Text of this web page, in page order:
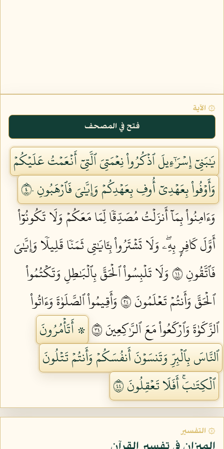
۞ الآية
فتح في المصحف
يَٰبَنِيٓ إِسۡرَٰٓءِيلَ ٱذۡكُرُواْ نِعۡمَتِيَ ٱلَّتِيٓ أَنۡعَمۡتُ عَلَيۡكُمۡ
وَأَوۡفُواْ بِعَهۡدِيٓ أُوفِ بِعَهۡدِكُمۡ وَإِيَّٰيَ فَٱرۡهَبُونِ ٤٠
وَءَامِنُواْ بِمَآ أَنزَلۡتُ مُصَدِّقٗا لِّمَا مَعَكُمۡ وَلَا تَكُونُوٓاْ
أَوَّلَ كَافِرِۭ بِهِۦۖ وَلَا تَشۡتَرُواْ بِـَٔايَٰتِي ثَمَنٗا قَلِيلٗا وَإِيَّٰيَ
فَٱتَّقُونِ ٤١
وَلَا تَلۡبِسُواْ ٱلۡحَقَّ بِٱلۡبَٰطِلِ وَتَكۡتُمُواْ
ٱلۡحَقَّ وَأَنتُمۡ تَعۡلَمُونَ ٤٢
وَأَقِيمُواْ ٱلصَّلَوٰةَ وَءَاتُواْ
ٱلزَّكَوٰةَ وَٱرۡكَعُواْ مَعَ ٱلرَّٰكِعِينَ ٤٣
۞ أَتَأۡمُرُونَ
ٱلنَّاسَ بِٱلۡبِرِّ وَتَنسَوۡنَ أَنفُسَكُمۡ وَأَنتُمۡ تَتۡلُونَ
ٱلۡكِتَٰبَۚ أَفَلَا تَعۡقِلُونَ ٤٤
۞ التفسير